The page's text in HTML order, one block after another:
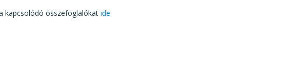
kapcsolódó összefoglalókat ide